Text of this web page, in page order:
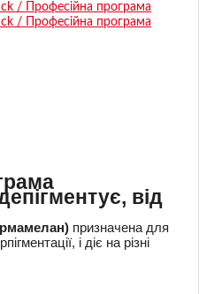
від
призначена для
і діє на різні